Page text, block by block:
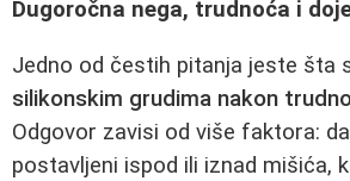
Dugoročna nega, trudnoća i
Jedno od čestih pitanja jeste šta
silikonskim grudima nakon
Odgovor zavisi od više faktora:
postavljeni ispod ili iznad mišića,